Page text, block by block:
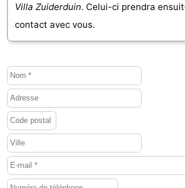
Zwin
Villa Zuiderduin. Celui-ci prendra
contact avec vous.